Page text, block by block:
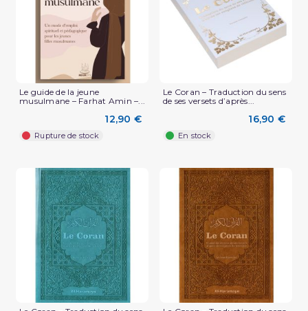
Le guide de la jeune
musulmane – Farhat Amin –...
12,90 €
Rupture de stock
Le Coran – Traduction du sens
de ses versets d’après...
16,90 €
En stock